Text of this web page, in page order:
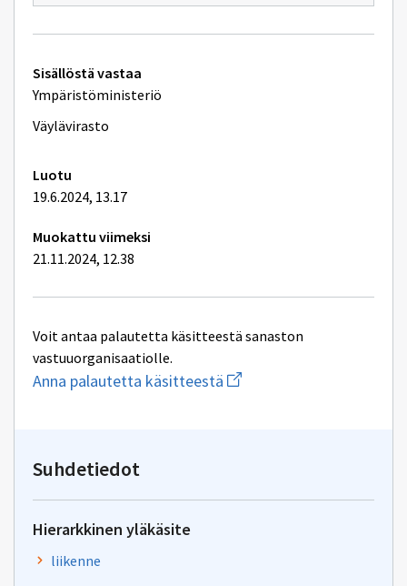
ikkunan
Tekniset
lisätiedot
Sisällöstä vastaa
Ympäristöministeriö
Väylävirasto
Luotu
19.6.2024, 13.17
Muokattu viimeksi
21.11.2024, 12.38
Voit antaa palautetta käsitteestä sanaston
vastuuorganisaatiolle.
Anna palautetta käsitteestä Aloita
uuden
Suhdetiedot
Hierarkkinen yläkäsite
liikenne